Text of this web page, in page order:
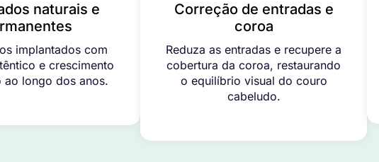
naturais e
implantados com
e crescimento
ao longo dos anos.
Correção de entradas e
coroa
Reduza as entradas e recupere a
cobertura da coroa, restaurando
o equilíbrio visual do couro
cabeludo.